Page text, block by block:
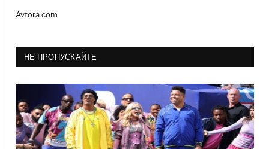
Avtora.com
НЕ ПРОПУСКАЙТЕ